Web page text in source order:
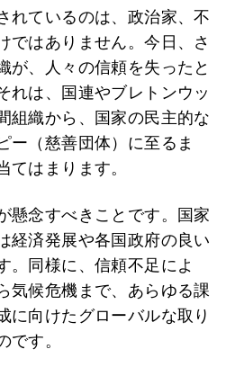
れているのは、政治家、不
ではありません。今日、さ
が、人々の信頼を失ったと
れは、国連やブレトンウッ
組織から、国家の民主的な
ー（慈善団体）に至るま
てはまります。
懸念すべきことです。国家
経済発展や各国政府の良い
。同様に、信頼不足によ
気候危機まで、あらゆる課
に向けたグローバルな取り
です。